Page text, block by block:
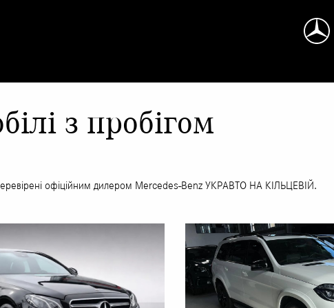
з пробігом
перевірені офіційним дилером Mercedes-Benz УКРАВТО НА КІЛЬЦЕВІЙ.